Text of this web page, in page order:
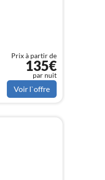
Prix à partir de
135€
par nuit
Voir l`offre